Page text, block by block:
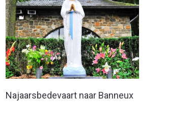
Najaarsbedevaart naar Banneux